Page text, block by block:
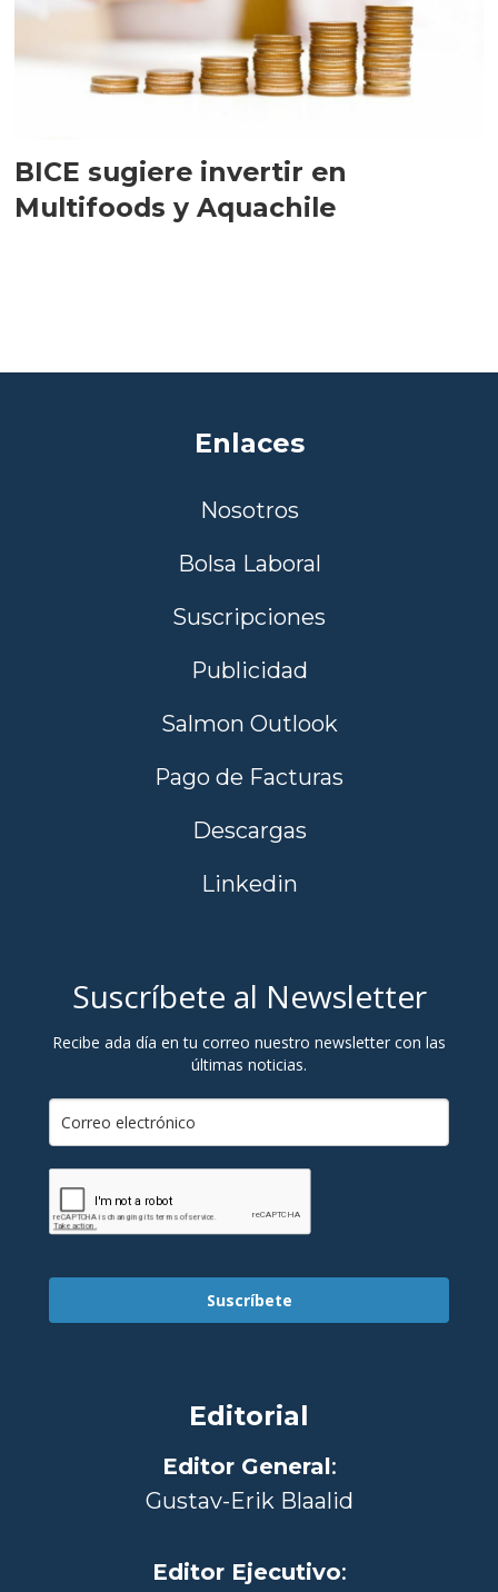
BICE sugiere invertir en
Multifoods y Aquachile
Enlaces
Nosotros
Bolsa Laboral
Suscripciones
Publicidad
Salmon Outlook
Pago de Facturas
Descargas
Linkedin
Suscríbete al Newsletter
Recibe ada día en tu correo nuestro newsletter con las
últimas noticias.
Suscríbete
Editorial
Editor General:
Gustav-Erik Blaalid
Editor Ejecutivo: